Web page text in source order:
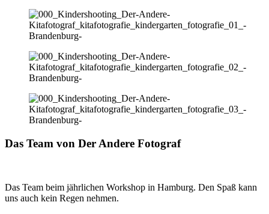
Das Team von Der Andere Fotograf
Das Team beim jährlichen Workshop in Hamburg. Den Spaß kann
uns auch kein Regen nehmen.